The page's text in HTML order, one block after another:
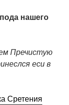
нашего
Пречистую
еси в
Сретения